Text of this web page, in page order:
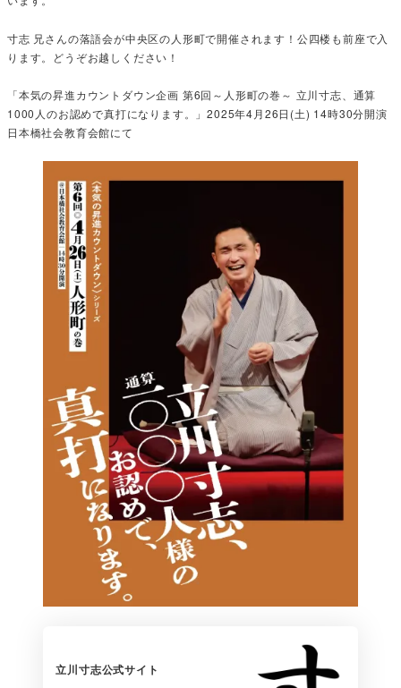
寸志 兄さんの落語会が中央区の人形町で開催されます！公四楼も前座で入
ります。どうぞお越しください！
「本気の昇進カウントダウン企画 第6回～人形町の巻～ 立川寸志、通算
1000人のお認めで真打になります。」2025年4月26日(土) 14時30分開演
日本橋社会教育会館にて
立川寸志公式サイト